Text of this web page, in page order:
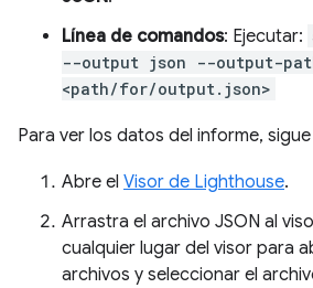
Línea de comandos: Ejecutar:
--output json --output-
<path/for/output.json>
Para ver los datos del informe,
Abre el Visor de Lighthouse.
Arrastra el archivo JSON al
cualquier lugar del visor para
archivos y seleccionar el